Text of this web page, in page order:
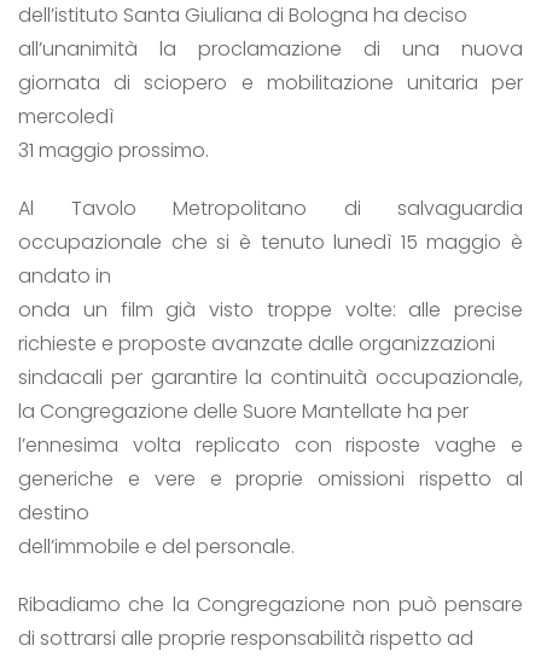
dell’istituto Santa Giuliana di Bologna ha deciso
all’unanimità la proclamazione di una nuova
giornata di sciopero e mobilitazione unitaria per
mercoledì
31 maggio prossimo.
Al Tavolo Metropolitano di salvaguardia
occupazionale che si è tenuto lunedì 15 maggio è
andato in
onda un film già visto troppe volte: alle precise
richieste e proposte avanzate dalle organizzazioni
sindacali per garantire la continuità occupazionale,
la Congregazione delle Suore Mantellate ha per
l’ennesima volta replicato con risposte vaghe e
generiche e vere e proprie omissioni rispetto al
destino
dell’immobile e del personale.
Ribadiamo che la Congregazione non può pensare
di sottrarsi alle proprie responsabilità rispetto ad